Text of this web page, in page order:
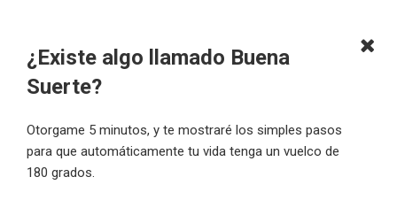
¿Existe algo llamado Buena
Suerte?
Otorgame 5 minutos, y te mostraré los simples pasos
para que automáticamente tu vida tenga un vuelco de
180 grados.